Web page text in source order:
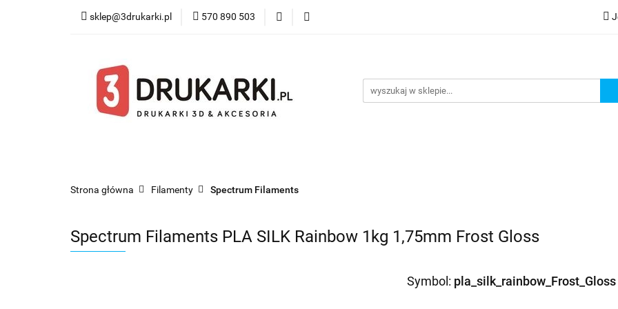
sklep@3drukarki.pl 570 890 503
Blog Bestsellery
Strona główna Filamenty Spectrum Filaments
Spectrum Filaments PLA SILK Rainbow 1kg 1,75mm Frost Gloss
Symbol: pla_silk_rainbow_Frost_Gloss